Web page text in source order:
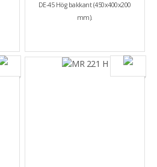
DE-45 Hög bakkant (450x400x200
mm).